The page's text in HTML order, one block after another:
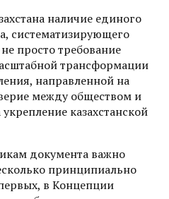
наличие единого
систематизирующего
просто требование
транс­формации
направленной на
между обществом и
казахстанской
документа важно
принципиально
в Концепции